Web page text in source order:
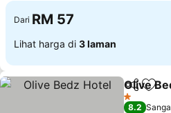
Dari RM 57
Lihat harga di 3 laman
Kongsi
Olive
1 Bintang
8.2